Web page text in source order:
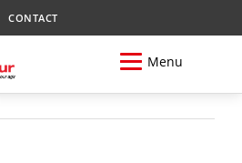
CONTACT
Menu